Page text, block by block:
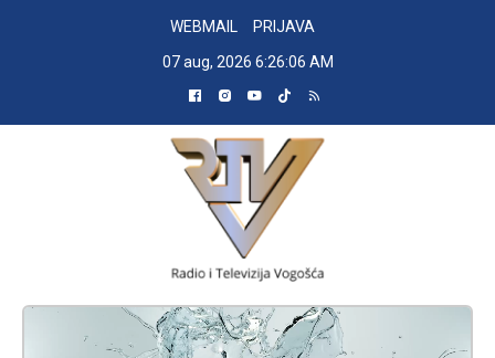
WEBMAIL
PRIJAVA
07 aug, 2026 6:26:07 AM
RADIO TELEVIZIJA VOGOŠĆA